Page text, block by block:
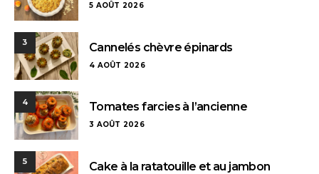
5 AOÛT 2026
3 Cannelés chèvre épinards
4 AOÛT 2026
4 Tomates farcies à l’ancienne
3 AOÛT 2026
5 Cake à la ratatouille et au jambon